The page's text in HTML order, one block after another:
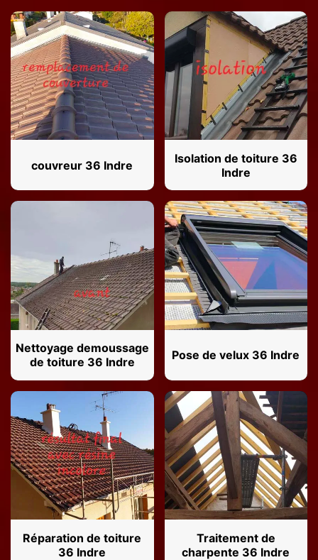
couvreur 36 Indre
Isolation de toiture 36
Indre
Nettoyage demoussage
de toiture 36 Indre
Pose de velux 36 Indre
Réparation de toiture
36 Indre
Traitement de
charpente 36 Indre